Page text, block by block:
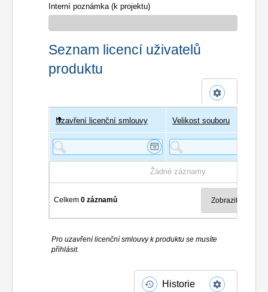
Interní poznámka (k projektu)
Seznam licencí uživatelů
produktu
Uživatel
Uzavření licenční smlouvy Velikost souboru
Žádné záznamy
Celkem0 záznamů
Pro uzavření licenční smlouvy k produktu se musíte
přihlásit.
Historie